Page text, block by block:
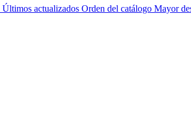
Últimos actualizados Orden del catálogo Mayor